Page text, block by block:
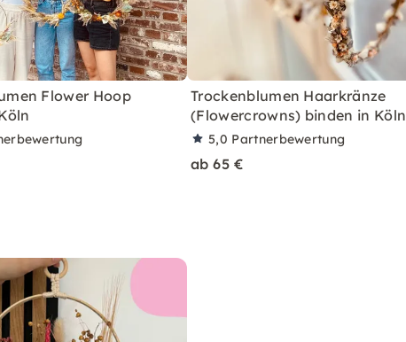
Flower Hoop
Trockenblumen Haarkränze
(Flowercrowns) binden in Köln
5,0 Partnerbewertung
ab 65 €